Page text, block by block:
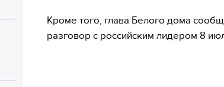
Кроме того, глава Белого дома
разговор с российским лидером 8